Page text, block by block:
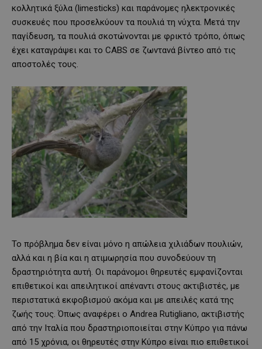
κολλητικά ξύλα (limesticks) και παράνομες ηλεκτρονικές
συσκευές που προσελκύουν τα πουλιά τη νύχτα. Μετά την
παγίδευση, τα πουλιά σκοτώνονται με φρικτό τρόπο, όπως
έχει καταγράψει και το CABS σε ζωντανά βίντεο από τις
αποστολές τους.
Το πρόβλημα δεν είναι μόνο η απώλεια χιλιάδων πουλιών,
αλλά και η βία και η ατιμωρησία που συνοδεύουν τη
δραστηριότητα αυτή. Οι παράνομοι θηρευτές εμφανίζονται
επιθετικοί και απειλητικοί απέναντι στους ακτιβιστές, με
περιστατικά εκφοβισμού ακόμα και με απειλές κατά της
ζωής τους. Όπως αναφέρει ο Andrea Rutigliano, ακτιβιστής
από την Ιταλία που δραστηριοποιείται στην Κύπρο για πάνω
από 15 χρόνια, οι θηρευτές στην Κύπρο είναι πιο επιθετικοί